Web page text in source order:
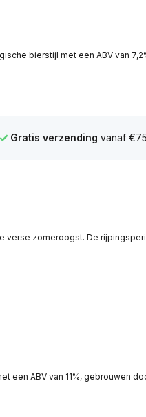
bierstijl met een ABV van
Gratis verzending vanaf €75
verse zomeroogst. De
een ABV van 11%, gebrouwen